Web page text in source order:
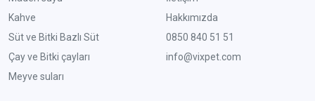
Kahve
Süt ve Bitki Bazlı Süt
Çay ve Bitki çayları
Meyve suları
Hakkımızda
0850 840 51 51
info@vixpet.com